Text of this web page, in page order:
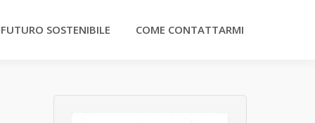
SOSTENIBILE COME CONTATTARMI